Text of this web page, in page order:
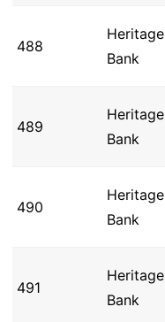
488
Heritage
Bank
489
Heritage
Bank
490
Heritage
Bank
491
Heritage
Bank